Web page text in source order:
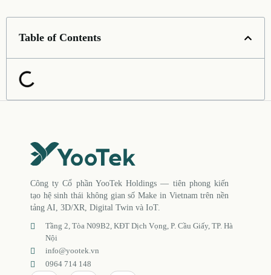
Table of Contents
Công ty Cổ phần YooTek Holdings — tiên phong kiến
tạo hệ sinh thái không gian số Make in Vietnam trên nền
tảng AI, 3D/XR, Digital Twin và IoT.
Tầng 2, Tòa N09B2, KĐT Dịch Vọng, P. Cầu Giấy, TP. Hà
Nội
info@yootek.vn
0964 714 148